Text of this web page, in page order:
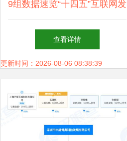
9组数据速览“十四五”互联网发
展与网络科技开发成绩单
查看详情
更新时间：2026-08-06 08:38:39